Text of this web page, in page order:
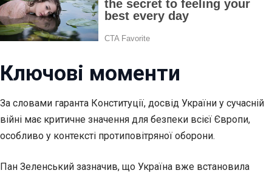
Ключові моменти
За словами гаранта Конституції, досвід України у сучасній
війні має критичне значення для безпеки всієї Європи,
особливо у контексті протиповітряної оборони.
Пан Зеленський зазначив, що Україна вже встановила